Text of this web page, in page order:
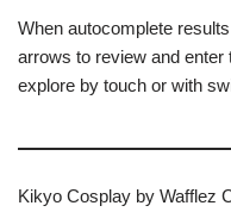
When autocomplete
arrows to review and
explore by touch or with
Kikyo Cosplay by Wafflez